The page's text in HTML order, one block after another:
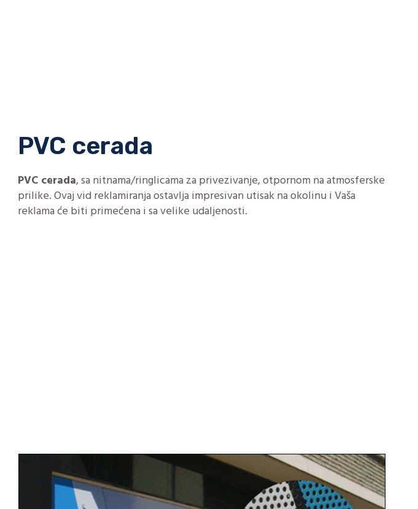
PVC cerada
PVC cerada, sa nitnama/ringlicama za privezivanje, otpornom na atmosferske
prilike. Ovaj vid reklamiranja ostavlja impresivan utisak na okolinu i Vaša
reklama će biti primećena i sa velike udaljenosti.